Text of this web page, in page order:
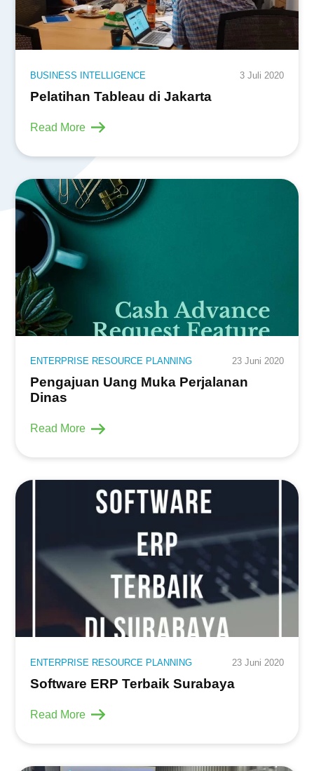
BUSINESS INTELLIGENCE 3 Juli 2020
Pelatihan Tableau di Jakarta
Read More
ENTERPRISE RESOURCE PLANNING 23 Juni 2020
Pengajuan Uang Muka Perjalanan
Dinas
Read More
ENTERPRISE RESOURCE PLANNING 23 Juni 2020
Software ERP Terbaik Surabaya
Read More